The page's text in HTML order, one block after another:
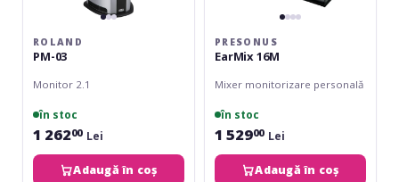
ROLAND
PM-03
Monitor 2.1
în stoc
1 26200 Lei
Adaugă în coș
PRESONUS
EarMix 16M
Mixer monitorizare personală
în stoc
1 52900 Lei
Adaugă în coș